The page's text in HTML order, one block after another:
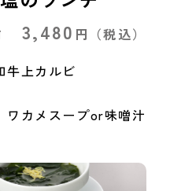
3,480 円 （税込）
牛上カルビ
ワカメスープor味噌汁